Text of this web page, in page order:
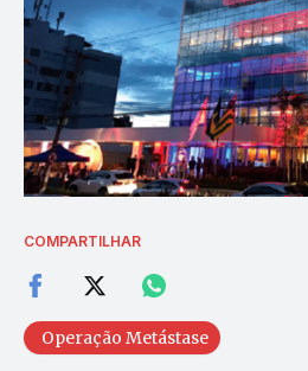
COMPARTILHAR
Operação Metástase